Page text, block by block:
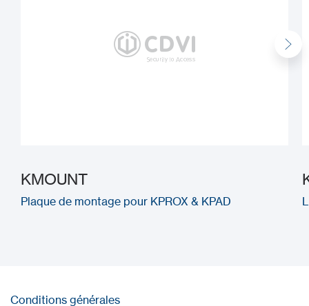
KMOUNT
Plaque de montage pour KPROX & KPAD
Conditions générales